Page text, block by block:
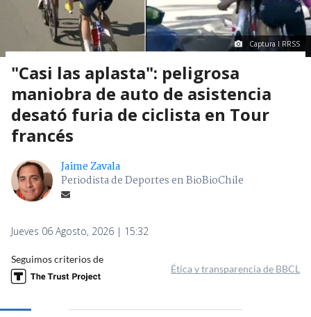
Captura I RRSS
"Casi las aplasta": peligrosa
maniobra de auto de asistencia
desató furia de ciclista en Tour
francés
Jaime Zavala
Periodista de Deportes en BioBioChile
Jueves 06 Agosto, 2026 | 15:32
Seguimos criterios de
Ética y transparencia de BBCL